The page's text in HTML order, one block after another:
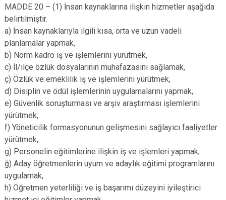
MADDE 20 – (1) İnsan kaynaklarına ilişkin hizmetler aşağıda
belirtilmiştir.
a) İnsan kaynaklarıyla ilgili kısa, orta ve uzun vadeli
planlamalar yapmak,
b) Norm kadro iş ve işlemlerini yürütmek,
c) İl/ilçe özlük dosyalarının muhafazasını sağlamak,
ç) Özlük ve emeklilik iş ve işlemlerini yürütmek,
d) Disiplin ve ödül işlemlerinin uygulamalarını yapmak,
e) Güvenlik soruşturması ve arşiv araştırması işlemlerini
yürütmek,
f) Yöneticilik formasyonunun gelişmesini sağlayıcı faaliyetler
yürütmek,
g) Personelin eğitimlerine ilişkin iş ve işlemleri yapmak,
ğ) Aday öğretmenlerin uyum ve adaylık eğitimi programlarını
uygulamak,
h) Öğretmen yeterliliği ve iş başarımı düzeyini iyileştirici